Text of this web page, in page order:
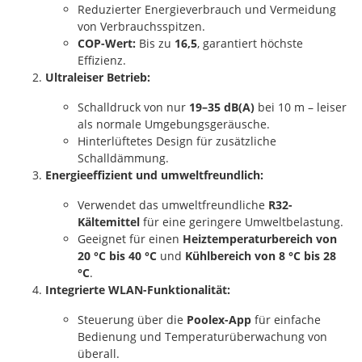
Reduzierter Energieverbrauch und Vermeidung
von Verbrauchsspitzen.
COP-Wert: Bis zu 16,5, garantiert höchste
Effizienz.
Ultraleiser Betrieb:
Schalldruck von nur 19–35 dB(A) bei 10 m – leiser
als normale Umgebungsgeräusche.
Hinterlüftetes Design für zusätzliche
Schalldämmung.
Energieeffizient und umweltfreundlich:
Verwendet das umweltfreundliche R32-
Kältemittel für eine geringere Umweltbelastung.
Geeignet für einen Heiztemperaturbereich von
20 °C bis 40 °C und Kühlbereich von 8 °C bis 28
°C.
Integrierte WLAN-Funktionalität:
Steuerung über die Poolex-App für einfache
Bedienung und Temperaturüberwachung von
überall.